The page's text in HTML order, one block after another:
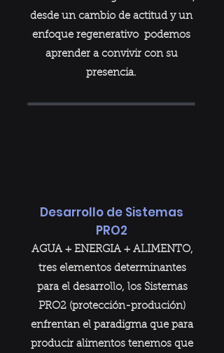
desde un cambio de actitud y un
enfoque regenerativo podemos
aprender a convivir con su
presencia.
Desarrollo de Sistemas
PRO2
AGUA + ENERGIA + ALIMENTO,
tres elementos determinantes
para el desarrollo, los Sistemas
PRO2 (protección-produción)
enfrentan el paradigma que para
producir alimentos tenemos que